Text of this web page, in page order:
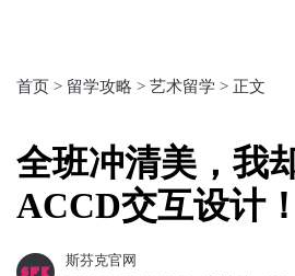
首页 > 留学攻略 > 艺术留学 > 正文
全班冲清美，我
ACCD交互设计！
斯芬克官网